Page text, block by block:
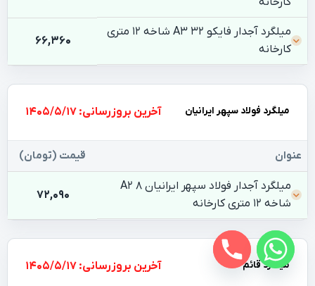
میلگرد آجدار فایکو 32 A3 شاخه 12 متری
کارخانه
66,360
میلگرد فولاد سپهر ایرانیان بروزرسانی: 1405/5/17
عنوان قیمت (تومان)
میلگرد آجدار فولاد سپهر ایرانیان 8 A2
شاخه 12 متری کارخانه
72,090
میلگرد قائم بروزرسانی: 1405/5/17